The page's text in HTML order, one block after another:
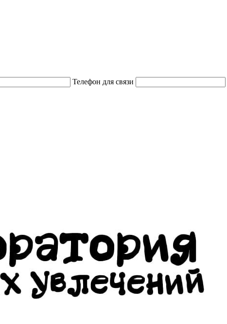
Телефон для связи